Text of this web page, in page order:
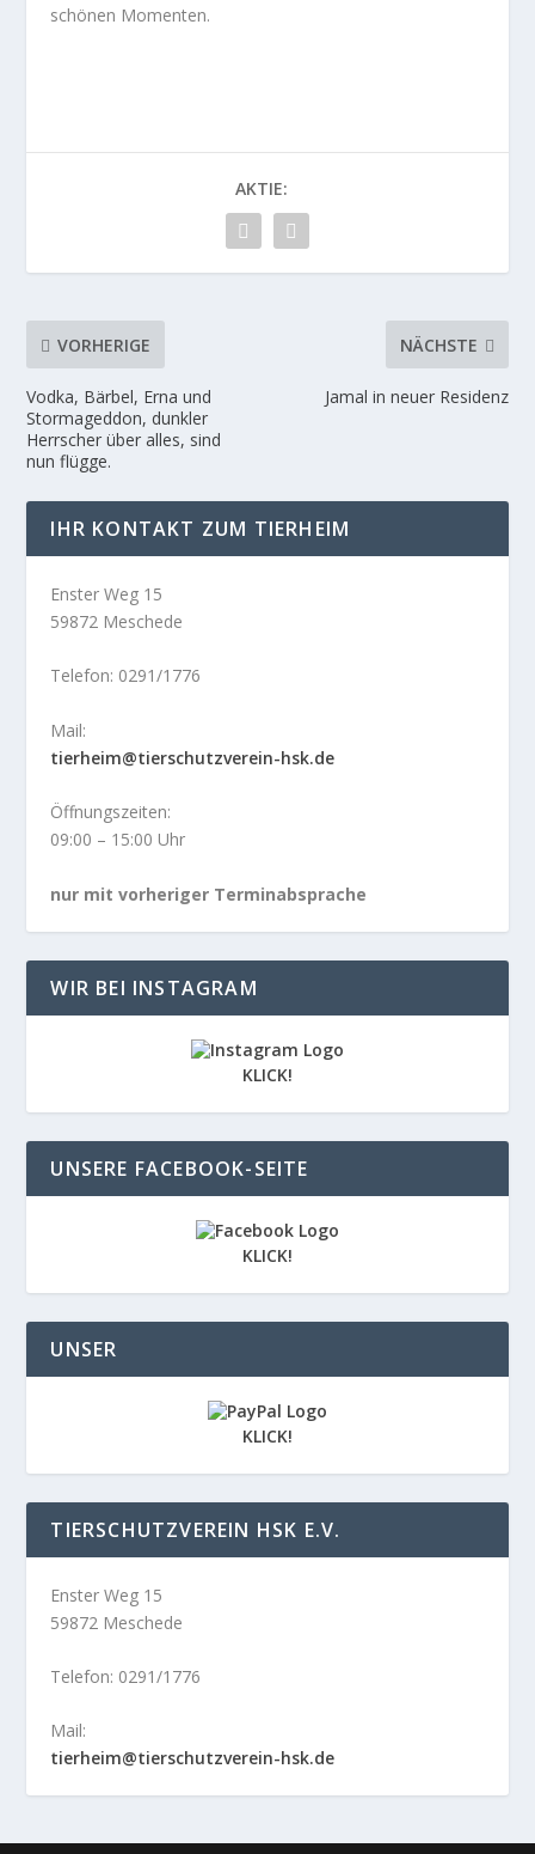
schönen Momenten.
AKTIE:
VORHERIGE
Vodka, Bärbel, Erna und
Stormageddon, dunkler
Herrscher über alles, sind
nun flügge.
NÄCHSTE
Jamal in neuer Residenz
IHR KONTAKT ZUM TIERHEIM
Enster Weg 15
59872 Meschede
Telefon: 0291/1776
Mail:
tierheim@tierschutzverein-hsk.de
Öffnungszeiten:
09:00 – 15:00 Uhr
nur mit vorheriger Terminabsprache
WIR BEI INSTAGRAM
KLICK!
UNSERE FACEBOOK-SEITE
KLICK!
UNSER
KLICK!
TIERSCHUTZVEREIN HSK E.V.
Enster Weg 15
59872 Meschede
Telefon: 0291/1776
Mail:
tierheim@tierschutzverein-hsk.de